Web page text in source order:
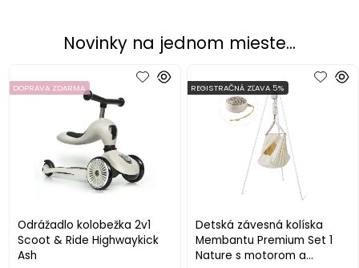
Novinky na jednom mieste...
Odrážadlo kolobežka 2v1
Scoot & Ride Highwaykick
Ash
DOPRAVA ZDARMA
Detská závesná kolíska
Membantu Premium Set 1
Nature s motorom a
REGISTRAČNÁ ZĽAVA 5%